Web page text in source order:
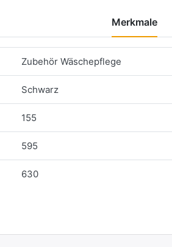
Merkmale
Zubehör Wäschepflege
Schwarz
155
595
630